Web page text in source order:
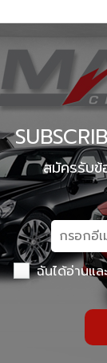
สมัครรับข้
ฉันได้อ่านแล